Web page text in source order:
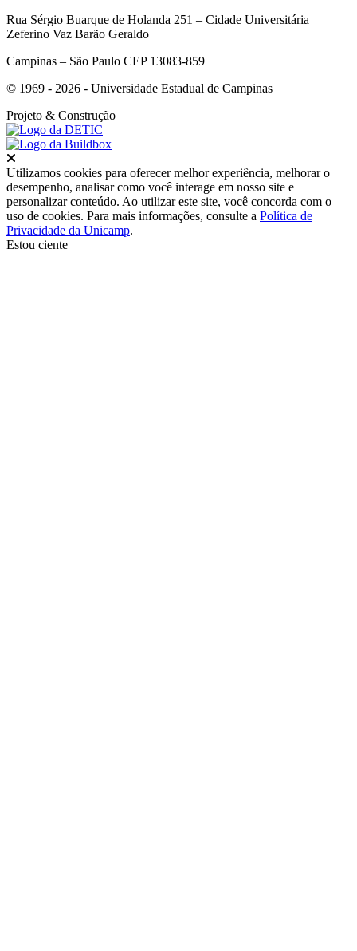
Rua Sérgio Buarque de Holanda 251 – Cidade Universitária
Zeferino Vaz Barão Geraldo
Campinas – São Paulo CEP 13083-859
© 1969 - 2026 - Universidade Estadual de Campinas
Projeto & Construção
Utilizamos cookies para oferecer melhor experiência, melhorar o
desempenho, analisar como você interage em nosso site e
personalizar conteúdo. Ao utilizar este site, você concorda com o
uso de cookies. Para mais informações, consulte a Política de
Privacidade da Unicamp.
Estou ciente